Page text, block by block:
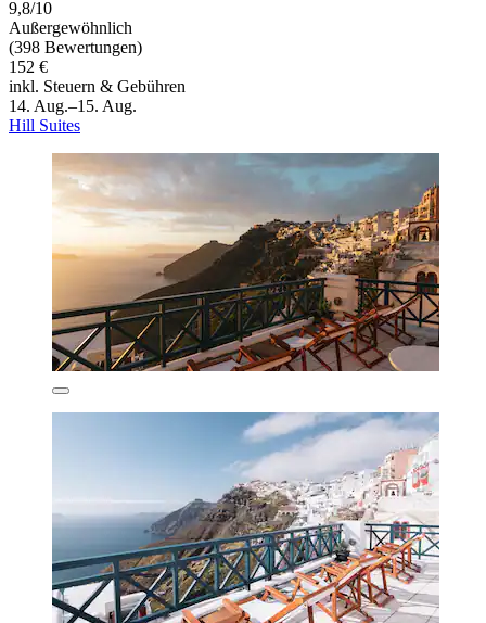
9,8/10
Außergewöhnlich
(398 Bewertungen)
152 €
inkl. Steuern & Gebühren
14. Aug.–15. Aug.
Hill Suites